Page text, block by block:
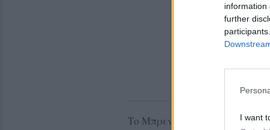
information
further
I want
Το Μπρεντ ενισχύθηκε κατά